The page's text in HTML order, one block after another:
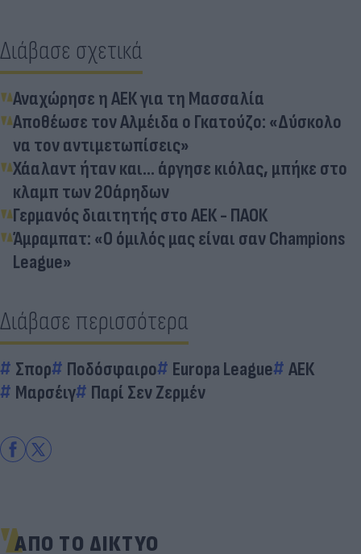
Διάβασε σχετικά
Αναχώρησε η ΑΕΚ για τη Μασσαλία
Αποθέωσε τον Αλμέιδα ο Γκατούζο: «Δύσκολο
να τον αντιμετωπίσεις»
Χάαλαντ ήταν και... άργησε κιόλας, μπήκε στο
κλαμπ των 20άρηδων
Γερμανός διαιτητής στο ΑΕΚ - ΠΑΟΚ
Άμραμπατ: «Ο όμιλός μας είναι σαν Champions
League»
Διάβασε περισσότερα
Σπορ Ποδόσφαιρο Europa League
ΑΕΚ
Μαρσέιγ
Παρί Σεν Ζερμέν
ΑΠΟ ΤΟ ΔΙΚΤΥΟ